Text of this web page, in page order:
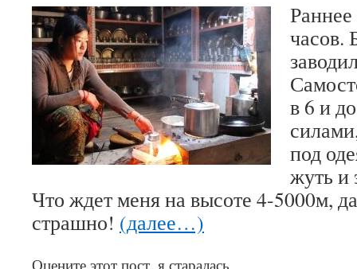
часов.
в 6 и
под
жуть и
Что ждет меня на высоте 4-5000м,
страшно! (далее…)
Оцените этот пост, я старалась